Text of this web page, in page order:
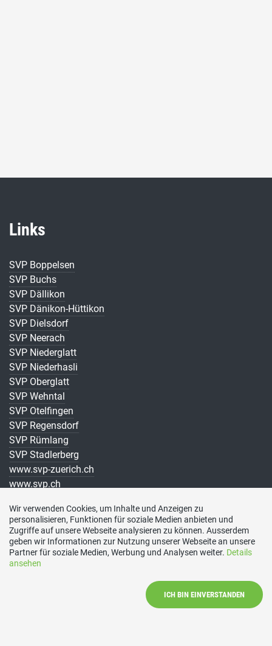
Links
SVP Boppelsen
SVP Buchs
SVP Dällikon
SVP Dänikon-Hüttikon
SVP Dielsdorf
SVP Neerach
SVP Niederglatt
SVP Niederhasli
SVP Oberglatt
SVP Wehntal
SVP Otelfingen
SVP Regensdorf
SVP Rümlang
SVP Stadlerberg
www.svp-zuerich.ch
www.svp.ch
Kontakt
SVP Bezirk Dielsdorf
Industriestrasse 52
Wir verwenden Cookies, um Inhalte und Anzeigen zu
personalisieren, Funktionen für soziale Medien anbieten und
Zugriffe auf unsere Webseite analysieren zu können. Ausserdem
geben wir Informationen zur Nutzung unserer Webseite an unsere
Partner für soziale Medien, Werbung und Analysen weiter. Details
ansehen
ICH BIN EINVERSTANDEN